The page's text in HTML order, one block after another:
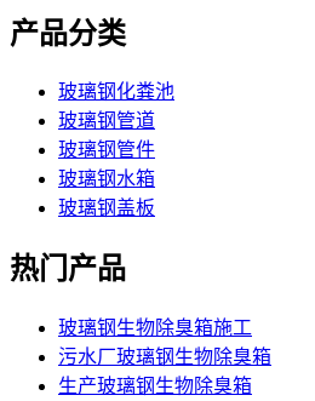
产品分类
玻璃钢化粪池
玻璃钢管道
玻璃钢管件
玻璃钢水箱
玻璃钢盖板
热门产品
玻璃钢生物除臭箱施工
污水厂玻璃钢生物除臭箱
生产玻璃钢生物除臭箱